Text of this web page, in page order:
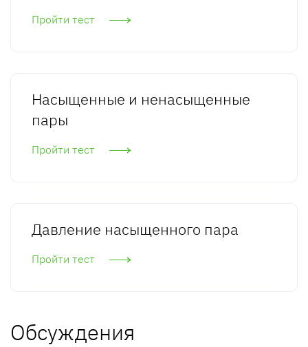
Пройти тест
Насыщенные и ненасыщенные
пары
Пройти тест
Давление насыщенного пара
Пройти тест
Обсуждения